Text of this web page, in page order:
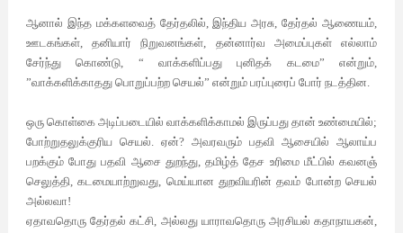
ஆனால் இந்த மக்களவைத் தேர்தலில்,இந்திய அரசு,தேர்தல் ஆணையம்,
ஊடகங்கள்,தனியார் நிறுவனங்கள், தன்னார்வ அமைப்புகள்
எல்லாம்
சேர்ந்து
கொண்டு, “வாக்களிப்பது புனிதக் கடமை”என்றும்,
”வாக்களிக்காதது பொறுப்பற்ற செயல்” என்றும் பரப்புரைப் போர் நடத்தின.
ஒரு கொள்கை அடிப்படையில் வாக்களிக்காமல் இருப்பது தான் உண்மையில்;
போற்றுதலுக்குரிய செயல். ஏன்? அவரவரும் பதவி ஆசையில்
ஆலாய்ப
பறக்கும் போது பதவி ஆசை துறந்து,தமிழ்த் தேச உரிமை மீட்பில் கவனஞ்
செலுத்தி, கடமையாற்றுவது, மெய்யான துறவியரின் தவம் போன்ற செயல்
அல்லவா!
ஏதாவதொரு தேர்தல் கட்சி, அல்லது யாராவதொரு அரசியல் கதாநாயகன்,